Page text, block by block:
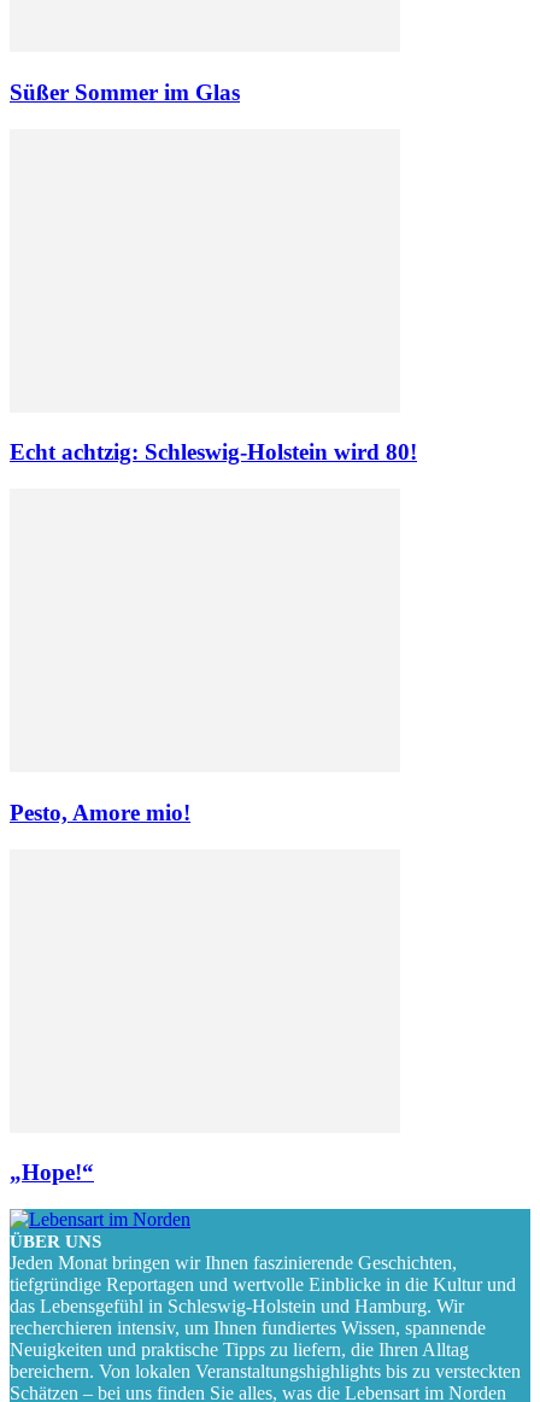
Süßer Sommer im Glas
Echt achtzig: Schleswig-Holstein wird 80!
Pesto, Amore mio!
„Hope!“
ÜBER UNS
Jeden Monat bringen wir Ihnen faszinierende Geschichten,
tiefgründige Reportagen und wertvolle Einblicke in die Kultur und
das Lebensgefühl in Schleswig-Holstein und Hamburg. Wir
recherchieren intensiv, um Ihnen fundiertes Wissen, spannende
Neuigkeiten und praktische Tipps zu liefern, die Ihren Alltag
bereichern. Von lokalen Veranstaltungshighlights bis zu versteckten
Schätzen – bei uns finden Sie alles, was die Lebensart im Norden